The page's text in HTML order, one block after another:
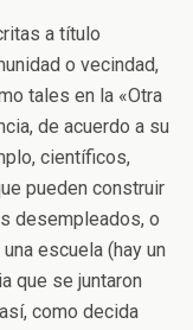
a título
o vecindad,
tales en la «Otra
de acuerdo a su
científicos,
pueden construir
desempleados, o
escuela (hay un
que se juntaron
como decida